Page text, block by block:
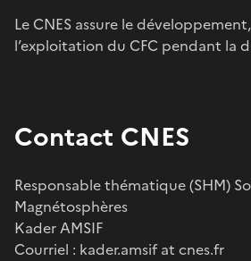
Le CNES assure le
l’exploitation du CFC pendant la
Contact CNES
Responsable thématique (SHM)
Magnétosphères
Kader AMSIF
Courriel : kader.amsif at cnes.fr